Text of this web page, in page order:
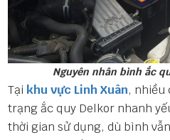
Nguyên nhân bình ắc
Tại khu vực Linh Xuân, nhiều
trạng ắc quy Delkor nhanh
thời gian sử dụng, dù bình